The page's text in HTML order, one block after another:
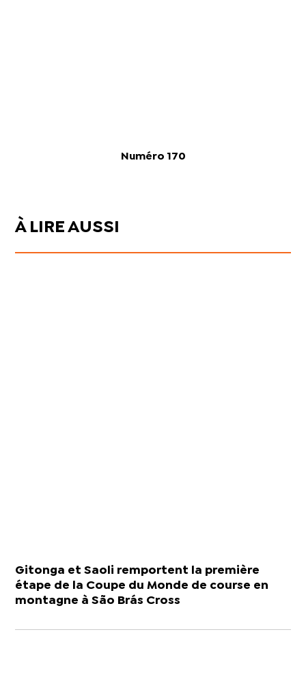
Numéro 170
À LIRE AUSSI
Gitonga et Saoli remportent la première
étape de la Coupe du Monde de course en
montagne à São Brás Cross